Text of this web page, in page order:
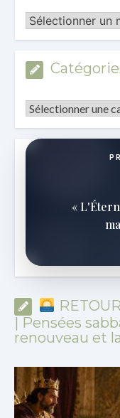
Les
Archives
Catégories
«
| Pensées
renouveau et